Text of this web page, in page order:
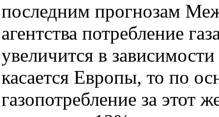
последним прогнозам
агентства потребление
увеличится в
касается Европы, то по
газопотребление за этот